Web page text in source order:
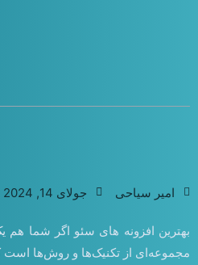
امیر سیاحی جولای 14, 2024
بهترین افزونه های سئو اگر شما هم
مجموعه‌ای از تکنیک‌ها و روش‌ها است